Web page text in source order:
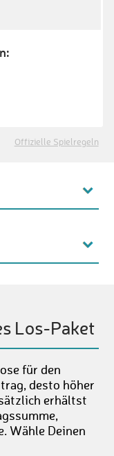
Offizielle Spielregeln
Los-Paket
für den
desto höher
erhältst
Wähle Deinen